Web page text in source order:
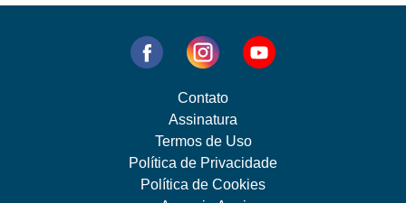
Contato
Assinatura
Termos de Uso
Política de Privacidade
Política de Cookies